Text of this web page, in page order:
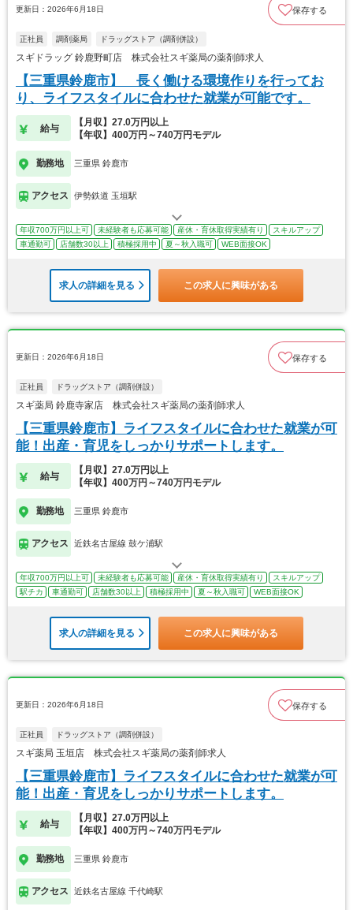
更新日：2026年6月18日 保存する
正社員 調剤薬局 ドラッグストア（調剤併設）
スギドラッグ 鈴鹿野町店 株式会社スギ薬局の薬剤師求人
【三重県鈴鹿市】 長く働ける環境作りを行ってお
り、ライフスタイルに合わせた就業が可能です。
給与
【月収】27.0万円以上
【年収】400万円～740万円モデル
勤務地 三重県 鈴鹿市
アクセス 伊勢鉄道 玉垣駅
年収700万円以上可 未経験者も応募可能 産休・育休取得実績有り
スキルアップ
車通勤可
店舗数30以上 積極採用中 夏～秋入職可 WEB面接OK
求人の詳細を見る この求人に興味がある
更新日：2026年6月18日 保存する
正社員 ドラッグストア（調剤併設）
スギ薬局 鈴鹿寺家店 株式会社スギ薬局の薬剤師求人
【三重県鈴鹿市】ライフスタイルに合わせた就業が可
能！出産・育児をしっかりサポートします。
給与
【月収】27.0万円以上
【年収】400万円～740万円モデル
勤務地 三重県 鈴鹿市
アクセス 近鉄名古屋線 鼓ケ浦駅
年収700万円以上可 未経験者も応募可能 産休・育休取得実績有り
スキルアップ
駅チカ
車通勤可 店舗数30以上 積極採用中 夏～秋入職可 WEB面接OK
求人の詳細を見る この求人に興味がある
更新日：2026年6月18日 保存する
正社員 ドラッグストア（調剤併設）
スギ薬局 玉垣店 株式会社スギ薬局の薬剤師求人
【三重県鈴鹿市】ライフスタイルに合わせた就業が可
能！出産・育児をしっかりサポートします。
給与
【月収】27.0万円以上
【年収】400万円～740万円モデル
勤務地 三重県 鈴鹿市
アクセス 近鉄名古屋線 千代崎駅